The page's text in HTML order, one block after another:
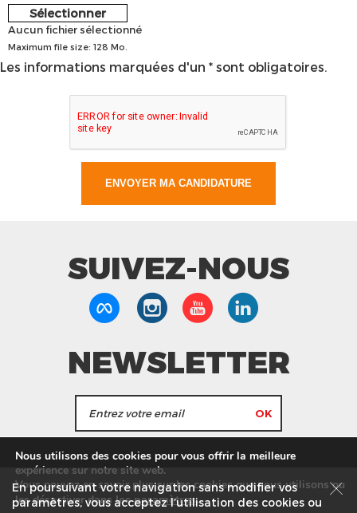
Sélectionner
Aucun fichier sélectionné
Maximum file size: 128 Mo.
Les informations marquées d'un * sont obligatoires.
SUIVEZ-NOUS
NEWSLETTER
informations de Tang Frères.
Nos Magasins Service commercial
Recrutement
En poursuivant votre navigation sans modifier vos
paramètres, vous acceptez l’utilisation des cookies ou
Nous utilisons des cookies pour vous offrir la meilleure
expérience sur notre site web.
Vous pouvez en savoir plus sur les cookies que nous utilisons ou
les désactiver dans lesparamètres.